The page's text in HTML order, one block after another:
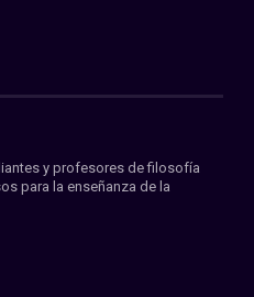
y profesores de filosofía
para la enseñanza de la